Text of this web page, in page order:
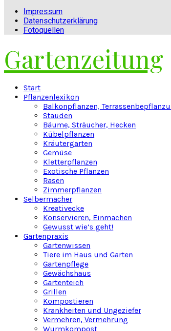
Impressum
Datenschutzerklärung
Fotoquellen
Gartenzeitung
Start
Pflanzenlexikon
Balkonpflanzen,
Stauden
Bäume, Sträucher, Hecken
Kübelpflanzen
Kräutergarten
Gemüse
Kletterpflanzen
Exotische Pflanzen
Rasen
Zimmerpflanzen
Selbermacher
Kreativecke
Konservieren, Einmachen
Gewusst wie’s geht!
Gartenpraxis
Gartenwissen
Tiere im Haus und Garten
Gartenpflege
Gewächshaus
Gartenteich
Grillen
Kompostieren
Krankheiten und Ungeziefer
Vermehren, Vermehrung
Wurmkompost